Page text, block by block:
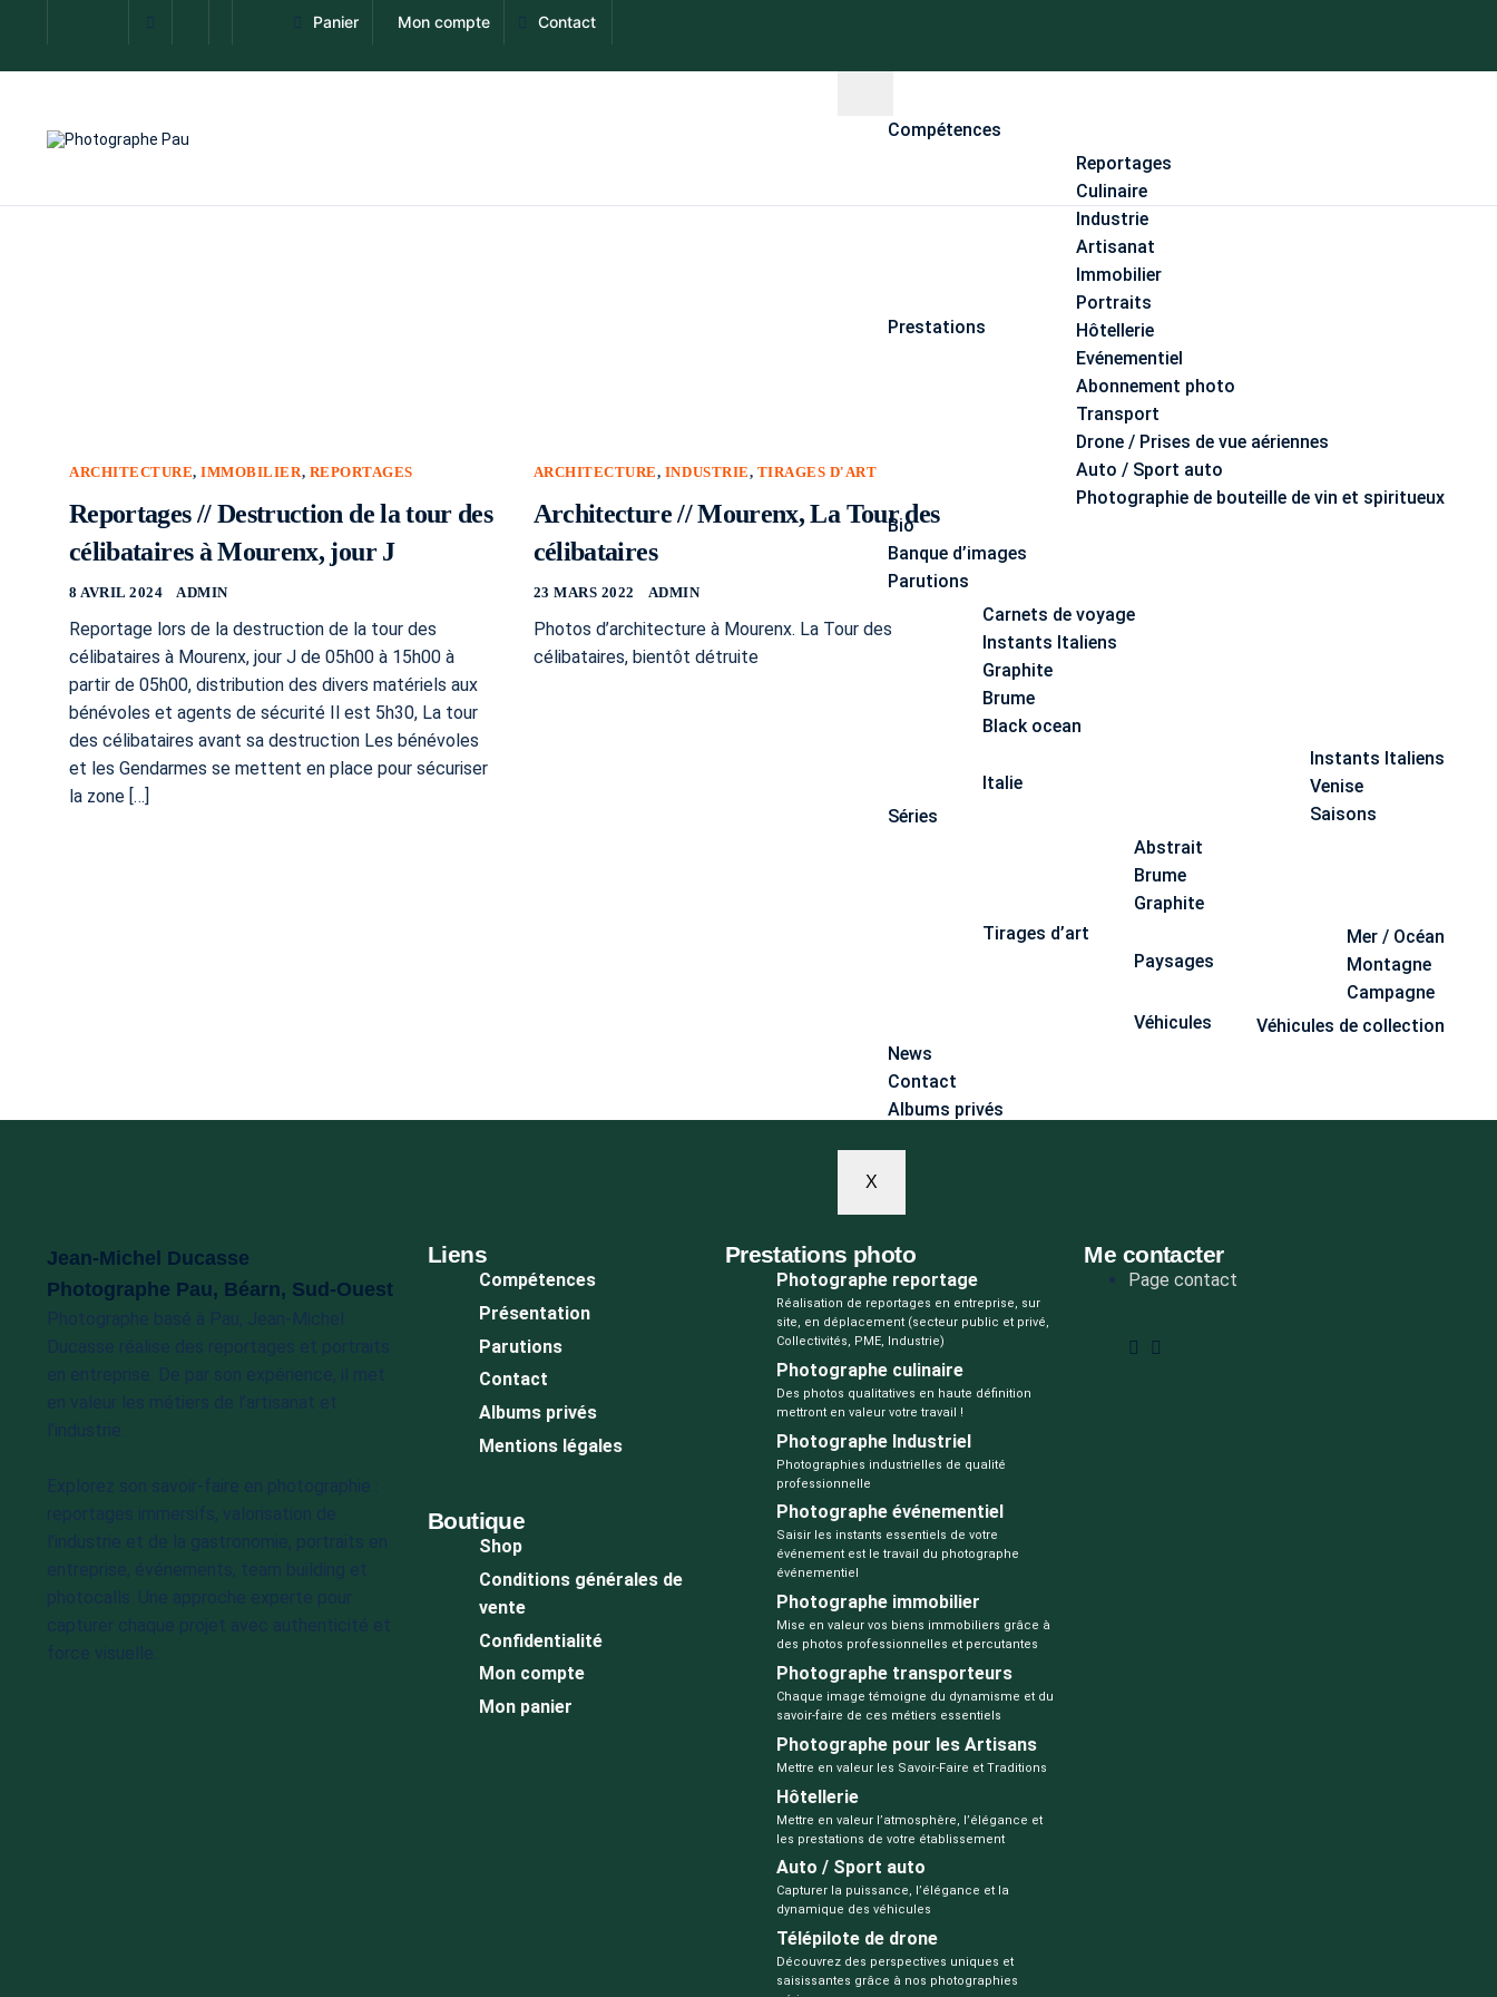
Panier Mon compte Contact
Compétences
Prestations
Reportages
Culinaire
Industrie
Artisanat
Immobilier
Portraits
Hôtellerie
Evénementiel
Abonnement photo
Transport
Drone / Prises de vue aériennes
Auto / Sport auto
Photographie de bouteille de vin et spiritueux
Bio
Banque d’images
Parutions
Séries
Carnets de voyage
Instants Italiens
Graphite
Brume
Black ocean
Italie
Instants Italiens
Venise
Saisons
Tirages d’art
Abstrait
Brume
Graphite
Paysages
Mer / Océan
Montagne
Campagne
Véhicules
Véhicules de collection
News
Contact
Albums privés
X
ARCHITECTURE,IMMOBILIER, REPORTAGES
Reportages // Destruction de la tour des
célibataires à Mourenx, jour J
8 AVRIL 2024 ADMIN
Reportage lors de la destruction de la tour des
célibataires à Mourenx, jour J de 05h00 à 15h00 à
partir de 05h00, distribution des divers matériels aux
bénévoles et agents de sécurité Il est 5h30, La tour
des célibataires avant sa destruction Les bénévoles
et les Gendarmes se mettent en place pour sécuriser
la zone […]
ARCHITECTURE, INDUSTRIE, TIRAGES D'ART
Architecture // Mourenx, La Tour des
célibataires
23 MARS 2022 ADMIN
Photos d’architecture à Mourenx. La Tour des
célibataires, bientôt détruite
Jean-Michel Ducasse
Photographe Pau, Béarn, Sud-Ouest
Liens
Compétences
Présentation
Parutions
Contact
Albums privés
Mentions légales
Boutique
Shop
Conditions générales de
vente
Confidentialité
Mon compte
Mon panier
Prestations photo
Photographe reportage
Réalisation de reportages en entreprise, sur
site, en déplacement (secteur public et privé,
Collectivités, PME, Industrie)
Photographe culinaire
Des photos qualitatives en haute définition
mettront en valeur votre travail !
Photographe Industriel
Photographies industrielles de qualité
professionnelle
Photographe événementiel
Saisir les instants essentiels de votre
événement est le travail du photographe
événementiel
Photographe immobilier
Mise en valeur vos biens immobiliers grâce à
des photos professionnelles et percutantes
Photographe transporteurs
Chaque image témoigne du dynamisme et du
savoir-faire de ces métiers essentiels
Photographe pour les Artisans
Mettre en valeur les Savoir-Faire et Traditions
Hôtellerie
Mettre en valeur l’atmosphère, l’élégance et
les prestations de votre établissement
Auto / Sport auto
Capturer la puissance, l’élégance et la
dynamique des véhicules
Télépilote de drone
Découvrez des perspectives uniques et
saisissantes grâce à nos photographies
Me contacter
Page contact